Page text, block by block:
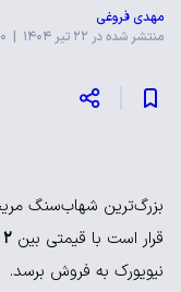
مهدی فروغی
منتشر شده در 22 تیر 1404 | 20:00
بزرگ‌ترین شهاب‌سنگ
قرار است با قیمتی بین 2 تا 4 میلیون دلار
نیویورک به فروش برسد.